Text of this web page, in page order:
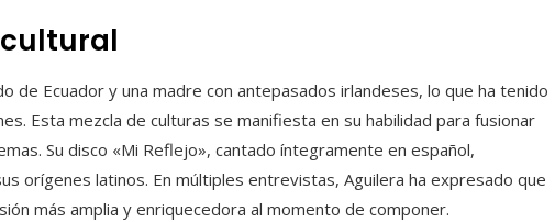
de Ecuador y una madre con antepasados irlandeses, lo que ha tenido
Esta mezcla de culturas se manifiesta en su habilidad para fusionar
Su disco «Mi Reflejo», cantado íntegramente en español,
orígenes latinos. En múltiples entrevistas, Aguilera ha expresado que
más amplia y enriquecedora al momento de componer.